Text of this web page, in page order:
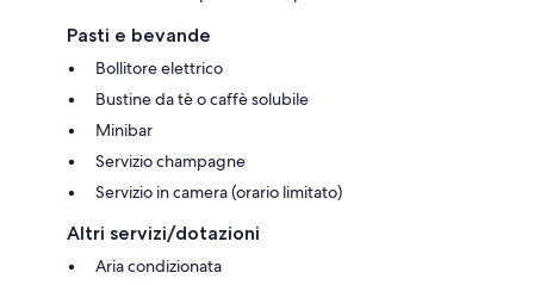
Pasti e bevande
Bollitore elettrico
Bustine da tè o caffè solubile
Minibar
Servizio champagne
Servizio in camera (orario limitato)
Altri servizi/dotazioni
Aria condizionata